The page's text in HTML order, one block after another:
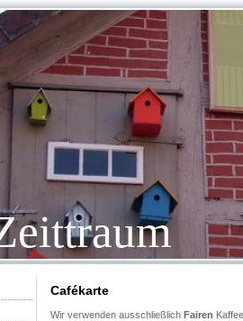
Cafékarte
Wir verwenden ausschließlich Fairen